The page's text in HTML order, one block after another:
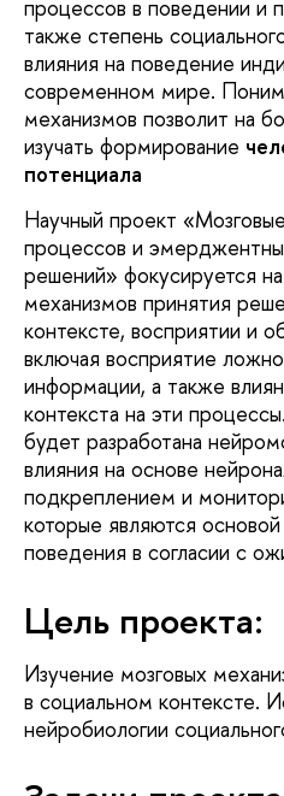
процессов в поведении и
также степень
влияния на поведение
современном мире.
механизмов позволит на
изучать формирование
потенциала
Научный проект
процессов и
решений» фокусируется
механизмов принятия
контексте, восприятии и
включая восприятие
информации, а также
контекста на эти
будет разработана
влияния на основе
подкреплением и
которые являются
поведения в согласии с
Цель проекта:
Изучение мозговых
в социальном контексте.
нейробиологии